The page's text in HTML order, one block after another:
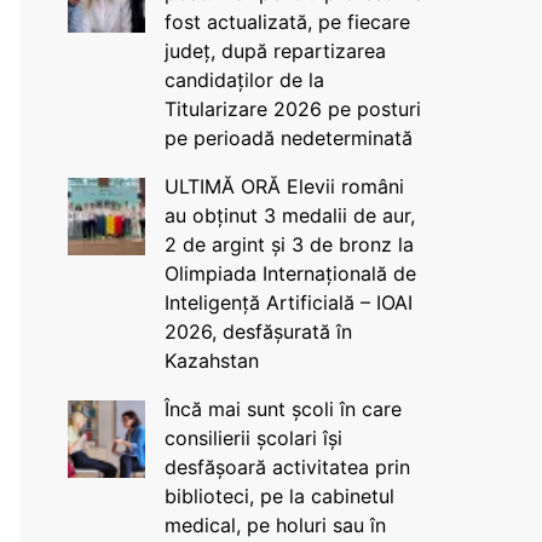
fost actualizată, pe fiecare
județ, după repartizarea
candidaților de la
Titularizare 2026 pe posturi
pe perioadă nedeterminată
ULTIMĂ ORĂ Elevii români
au obținut 3 medalii de aur,
2 de argint și 3 de bronz la
Olimpiada Internațională de
Inteligență Artificială – IOAI
2026, desfășurată în
Kazahstan
Încă mai sunt școli în care
consilierii școlari își
desfășoară activitatea prin
biblioteci, pe la cabinetul
medical, pe holuri sau în